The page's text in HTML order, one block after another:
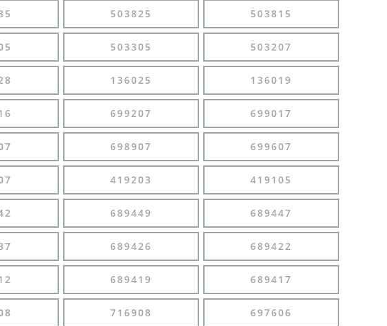
503825 503815
503305 503207
136025 136019
699207 699017
698907 699607
419203 419105
689449 689447
689426 689422
689419 689417
716908 697606